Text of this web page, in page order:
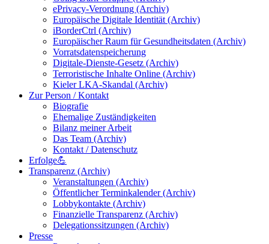
ePrivacy-Verordnung (Archiv)
Europäische Digitale Identität (Archiv)
iBorderCtrl (Archiv)
Europäischer Raum für Gesundheitsdaten (Archiv)
Vorratsdatenspeicherung
Digitale-Dienste-Gesetz (Archiv)
Terroristische Inhalte Online (Archiv)
Kieler LKA-Skandal (Archiv)
Zur Person / Kontakt
Biografie
Ehemalige Zuständigkeiten
Bilanz meiner Arbeit
Das Team (Archiv)
Kontakt / Datenschutz
Erfolge💪
Transparenz (Archiv)
Veranstaltungen (Archiv)
Öffentlicher Terminkalender (Archiv)
Lobbykontakte (Archiv)
Finanzielle Transparenz (Archiv)
Delegationssitzungen (Archiv)
Presse